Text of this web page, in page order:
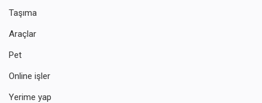
Taşıma
Araçlar
Pet
Online işler
Yerime yap